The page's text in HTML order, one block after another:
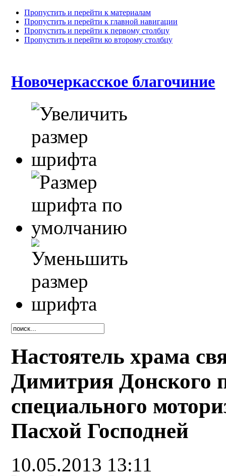
Пропустить и перейти к материалам
Пропустить и перейти к главной навигации
Пропустить и перейти к первому столбцу
Пропустить и перейти ко второму столбцу
Новочеркасское благочиние
Настоятель храма
Димитрия Донского
специального
Пасхой Господней
10.05.2013 13:11